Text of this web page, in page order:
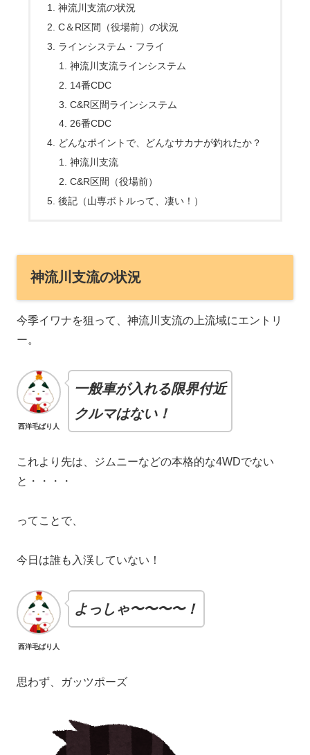
神流川支流の状況
C＆R区間（役場前）の状況
ラインシステム・フライ
神流川支流ラインシステム
14番CDC
C&R区間ラインシステム
26番CDC
どんなポイントで、どんなサカナが釣れたか？
神流川支流
C&R区間（役場前）
後記（山専ボトルって、凄い！）
神流川支流の状況
今季イワナを狙って、神流川支流の上流域にエントリ
ー。
西洋毛ばり人
一般車が入れる限界付近
クルマはない！
これより先は、ジムニーなどの本格的な4WDでない
と・・・・
ってことで、
今日は誰も入渓していない！
西洋毛ばり人
よっしゃ〜〜〜〜！
思わず、ガッツポーズ